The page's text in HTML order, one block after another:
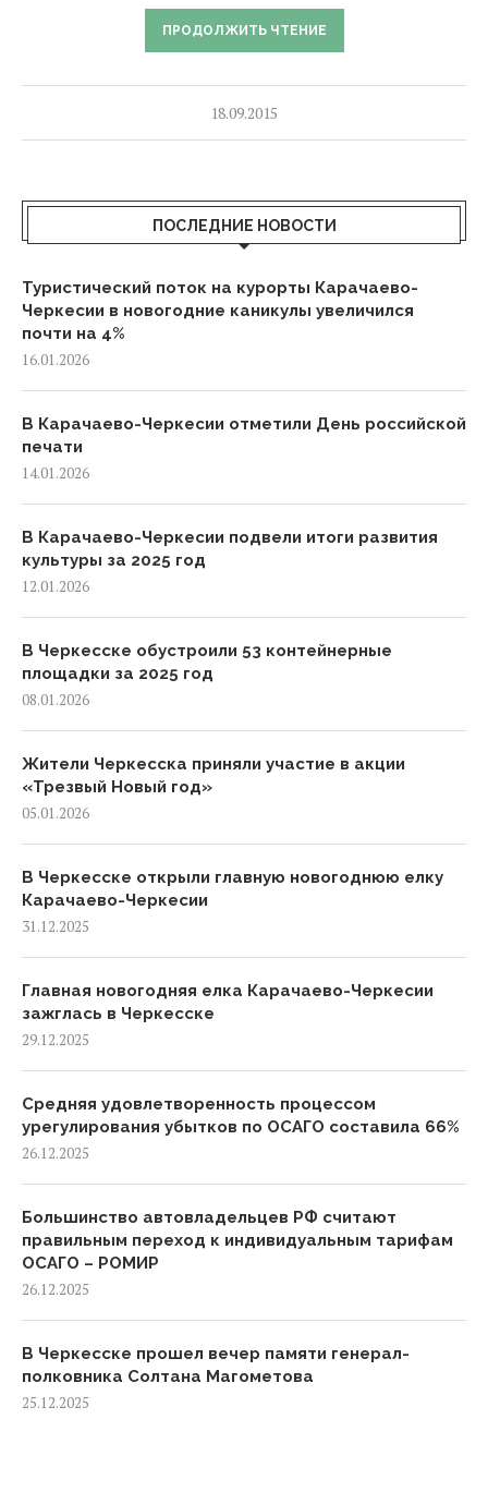
ПРОДОЛЖИТЬ ЧТЕНИЕ
18.09.2015
ПОСЛЕДНИЕ НОВОСТИ
Туристический поток на курорты Карачаево-
Черкесии в новогодние каникулы увеличился
почти на 4%
16.01.2026
В Карачаево-Черкесии отметили День российской
печати
14.01.2026
В Карачаево-Черкесии подвели итоги развития
культуры за 2025 год
12.01.2026
В Черкесске обустроили 53 контейнерные
площадки за 2025 год
08.01.2026
Жители Черкесска приняли участие в акции
«Трезвый Новый год»
05.01.2026
В Черкесске открыли главную новогоднюю елку
Карачаево-Черкесии
31.12.2025
Главная новогодняя елка Карачаево-Черкесии
зажглась в Черкесске
29.12.2025
Средняя удовлетворенность процессом
урегулирования убытков по ОСАГО составила 66%
26.12.2025
Большинство автовладельцев РФ считают
правильным переход к индивидуальным тарифам
ОСАГО – РОМИР
26.12.2025
В Черкесске прошел вечер памяти генерал-
полковника Солтана Магометова
25.12.2025